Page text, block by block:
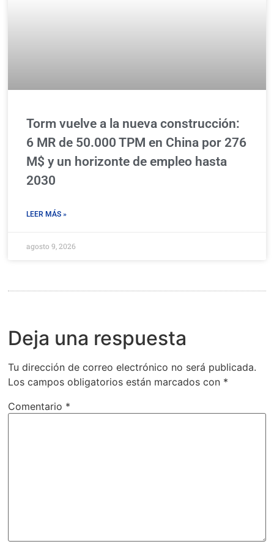
Torm vuelve a la nueva construcción:
6 MR de 50.000 TPM en China por 276
M$ y un horizonte de empleo hasta
2030
LEER MÁS »
agosto 9, 2026
Deja una respuesta
Tu dirección de correo electrónico no será publicada.
Los campos obligatorios están marcados con *
Comentario *